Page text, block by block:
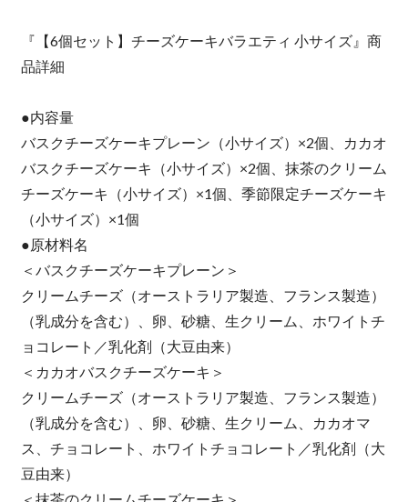
『【6個セット】チーズケーキバラエティ 小サイズ』商
品詳細
●内容量
バスクチーズケーキプレーン（小サイズ）×2個、カカオ
バスクチーズケーキ（小サイズ）×2個、抹茶のクリーム
チーズケーキ（小サイズ）×1個、季節限定チーズケーキ
（小サイズ）×1個
●原材料名
＜バスクチーズケーキプレーン＞
クリームチーズ（オーストラリア製造、フランス製造）
（乳成分を含む）、卵、砂糖、生クリーム、ホワイトチ
ョコレート／乳化剤（大豆由来）
＜カカオバスクチーズケーキ＞
クリームチーズ（オーストラリア製造、フランス製造）
（乳成分を含む）、卵、砂糖、生クリーム、カカオマ
ス、チョコレート、ホワイトチョコレート／乳化剤（大
豆由来）